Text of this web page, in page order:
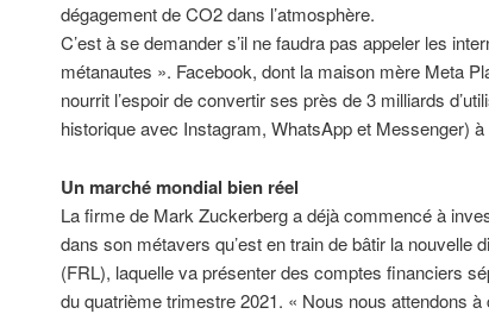
dégagement de CO2 dans l’atmosphère.
C’est à se demander s’il ne faudra pas appeler les
métanautes ». Facebook, dont la maison mère Meta
nourrit l’espoir de convertir ses près de 3 milliards
historique avec Instagram, WhatsApp et Messenger)
Un marché mondial bien réel
La firme de Mark Zuckerberg a déjà commencé à
dans son métavers qu’est en train de bâtir la nouvelle
(FRL), laquelle va présenter des comptes financiers
du quatrième trimestre 2021. « Nous nous attendons